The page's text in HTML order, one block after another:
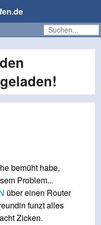
bemüht habe,
Problem...
über einen Router
funzt alles
Zicken.